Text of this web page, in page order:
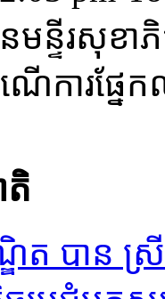
មន្ទីរសុខា
ើការផ្ន
តិ